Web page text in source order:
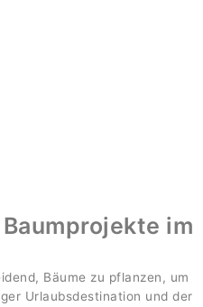
im
Bäume zu pflanzen, um
Urlaubsdestination und der